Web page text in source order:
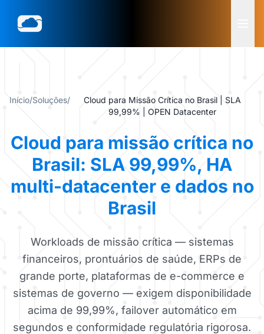
Início/Soluções/
Cloud para Missão Crítica no Brasil | SLA
99,99% | OPEN Datacenter
Cloud para missão crítica no
Brasil: SLA 99,99%, HA
multi-datacenter e dados no
Brasil
Workloads de missão crítica — sistemas
financeiros, prontuários de saúde, ERPs de
grande porte, plataformas de e-commerce e
sistemas de governo — exigem disponibilidade
acima de 99,99%, failover automático em
segundos e conformidade regulatória rigorosa.